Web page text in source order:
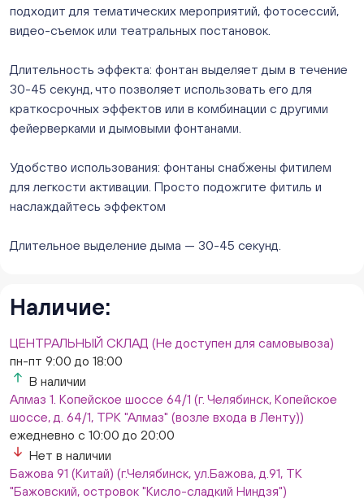
Слава. Копейск, пр.Славы 8/1 (Копейск, пр. Славы
8/1, ТЦ "Слава")
Нет в наличии
Слон. Миасс, Автозаводцев (ТК Слон, г. Миасс)
Нет в наличии
Сталеваров 5(ЦВЕТЫ) (г. Челябинск, ул. Сталеваров
5/3)
Нет в наличии
подходит для тематических мероприятий, фотосессий,
видео-съемок или театральных постановок.
Длительность эффекта: фонтан выделяет дым в течение
30-45 секунд, что позволяет использовать его для
краткосрочных эффектов или в комбинации с другими
фейерверками и дымовыми фонтанами.
Удобство использования: фонтаны снабжены фитилем
для легкости активации. Просто подожгите фитиль и
наслаждайтесь эффектом
Длительное выделение дыма — 30-45 секунд.
Наличие:
ЦЕНТРАЛЬНЫЙ СКЛАД (Не доступен для самовывоза)
пн-пт 9:00 до 18:00
В наличии
Алмаз 1. Копейское шоссе 64/1 (г. Челябинск, Копейское
шоссе, д. 64/1, ТРК "Алмаз" (возле входа в Ленту))
ежедневно с 10:00 до 20:00
Нет в наличии
Бажова 91 (Китай) (г.Челябинск, ул.Бажова, д.91, ТК
"Бажовский, островок "Кисло-сладкий Ниндзя")